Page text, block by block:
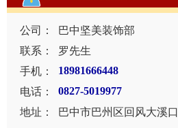
公司：
巴中坚美装饰部
联系：
罗先生
手机：
18981666448
电话： 0827-5019977
地址：
巴中市巴州区回风大溪口